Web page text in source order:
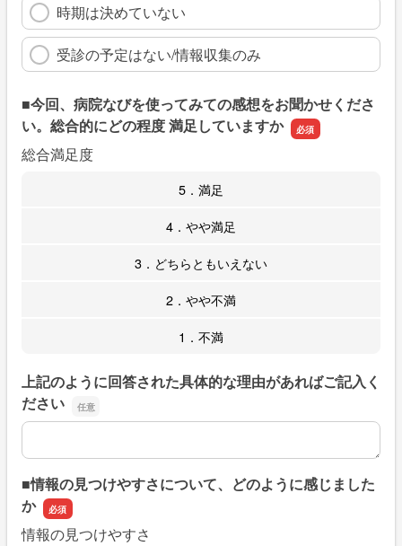
時期は決めていない
受診の予定はない/情報収集のみ
■今回、病院なびを使ってみての感想をお聞かせくださ
い。総合的にどの程度 満足していますか
総合満足度
5．満足
4．やや満足
3．どちらともいえない
2．やや不満
1．不満
上記のように回答された具体的な理由があればご記入く
ださい
上記のように回答された具体的な理由があればご記入くだ
■情報の見つけやすさについて、どのように感じました
か
情報の見つけやすさ